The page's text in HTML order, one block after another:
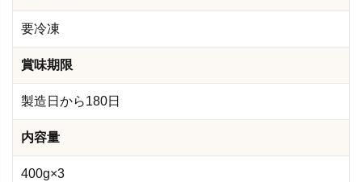
要冷凍
賞味期限
製造日から180日
内容量
400g×3